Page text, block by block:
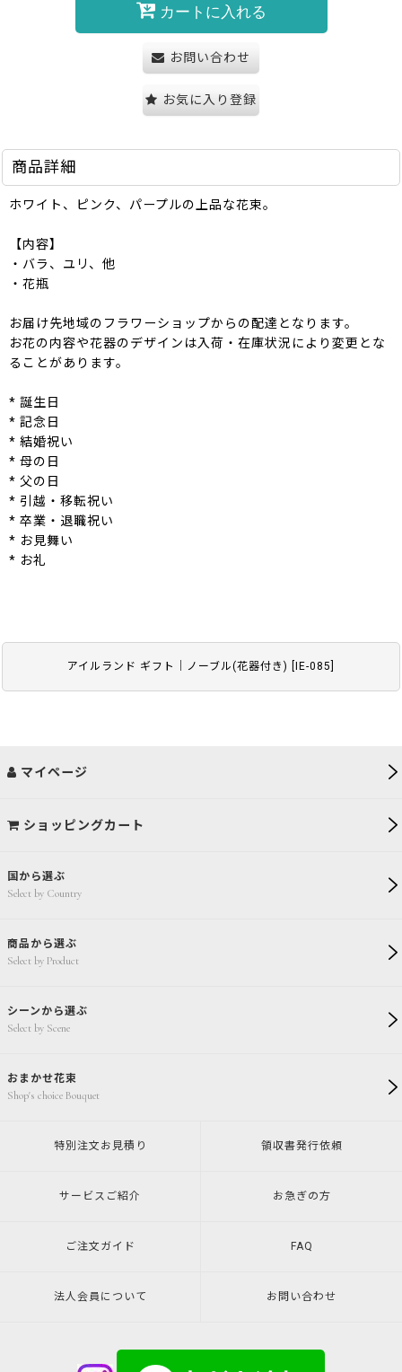
アイルランド ギフト｜ノーブル(花器付き) IE-085
カートに入れる
お問い合わせ
お気に入り登録
商品詳細
ホワイト、ピンク、パープルの上品な花束。
【内容】
・バラ、ユリ、他
・花瓶
お届け先地域のフラワーショップからの配達となります。
お花の内容や花器のデザインは入荷・在庫状況により変更とな
ることがあります。
* 誕生日
* 記念日
* 結婚祝い
* 母の日
* 父の日
* 引越・移転祝い
* 卒業・退職祝い
* お見舞い
* お礼
国から選ぶ
Select by Country
商品から選ぶ
Select by Product
シーンから選ぶ
Select by Scene
おまかせ花束
Shop's choice Bouquet
マイページ
ショッピングカート
特別注文 お見積り 領収書発行依頼
サービスご紹介 お急ぎの方
ご注文ガイド FAQ
法人会員について お問い合わせ